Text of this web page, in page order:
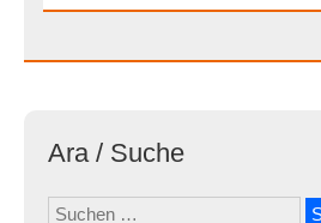
Ara / Suche
Suchen